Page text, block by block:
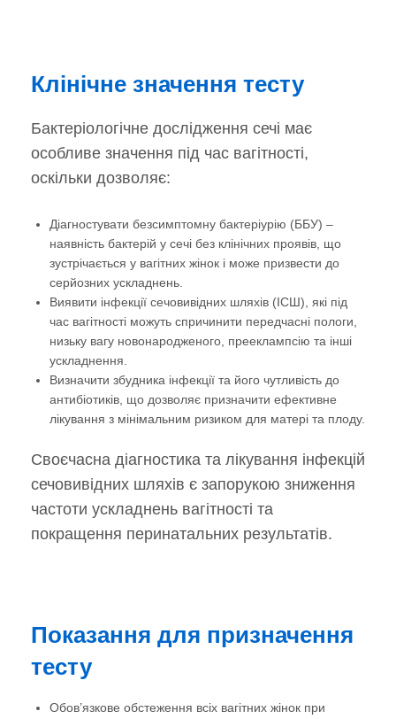
Клінічне значення тесту
Бактеріологічне дослідження сечі має
особливе значення під час вагітності,
оскільки дозволяє:
Діагностувати безсимптомну бактеріурію (ББУ) –
наявність бактерій у сечі без клінічних проявів, що
зустрічається у вагітних жінок і може призвести до
серйозних ускладнень.
Виявити інфекції сечовивідних шляхів (ІСШ), які під
час вагітності можуть спричинити передчасні пологи,
низьку вагу новонародженого, прееклампсію та інші
ускладнення.
Визначити збудника інфекції та його чутливість до
антибіотиків, що дозволяє призначити ефективне
лікування з мінімальним ризиком для матері та плоду.
Своєчасна діагностика та лікування інфекцій
сечовивідних шляхів є запорукою зниження
частоти ускладнень вагітності та
покращення перинатальних результатів.
Показання для призначення
тесту
Обов’язкове обстеження всіх вагітних жінок при